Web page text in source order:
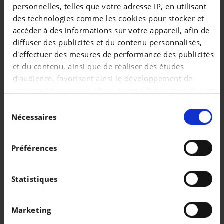
personnelles, telles que votre adresse IP, en utilisant
des technologies comme les cookies pour stocker et
accéder à des informations sur votre appareil, afin de
diffuser des publicités et du contenu personnalisés,
d'effectuer des mesures de performance des publicités
et du contenu, ainsi que de réaliser des études
d’audience, favorisant ainsi le développement de
services. Vous avez le choix quant à l'utilisation de vos
retirer votre consentement à tout moment en
consultant la Déclaration relative aux cookies ou en
Collecter des informations sur votre localisation
géographique qui peuvent être précises à plusieurs
Identifier votre appareil en l'analysant
duNécessaires
Préférences
Statistiques
Marketing
NISSAN JUKE
Acenta |1.0 DIG-T 117cv | Caméra | Clim Auto | Capteurs Ar | Bluetooth
NISSAN JUKE